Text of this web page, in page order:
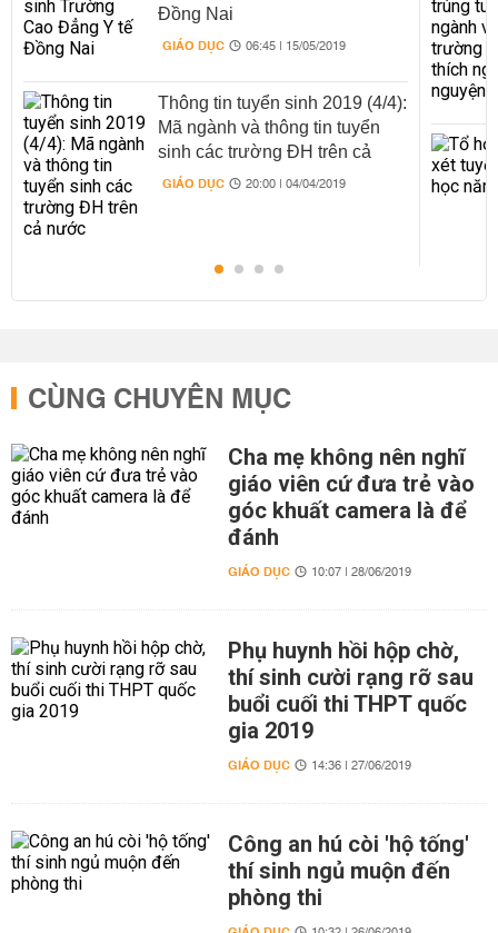
Đồng Nai
GIÁO DỤC 06:45 | 15/05/2019
Thông tin tuyển sinh 2019 (4/4):
Mã ngành và thông tin tuyển
sinh các trường ĐH trên cả
nước
GIÁO DỤC 20:00 | 04/04/2019
CÙNG CHUYÊN MỤC
Cha mẹ không nên nghĩ
giáo viên cứ đưa trẻ vào
góc khuất camera là để
đánh
GIÁO DỤC 10:07 | 28/06/2019
Phụ huynh hồi hộp chờ,
thí sinh cười rạng rỡ sau
buổi cuối thi THPT quốc
gia 2019
GIÁO DỤC 14:36 | 27/06/2019
Công an hú còi 'hộ tống'
thí sinh ngủ muộn đến
phòng thi